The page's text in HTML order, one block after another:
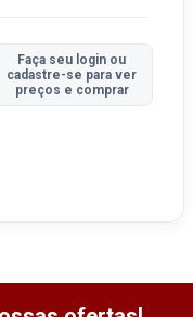
Faça seu login ou
cadastre-se para ver
preços e comprar